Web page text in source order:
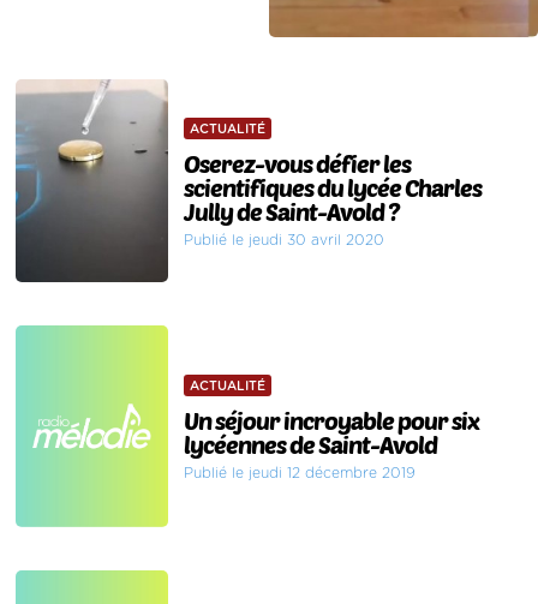
ACTUALITÉ
Oserez-vous défier les
scientifiques du lycée Charles
Jully de Saint-Avold ?
Publié le jeudi 30 avril 2020
ACTUALITÉ
Un séjour incroyable pour six
lycéennes de Saint-Avold
Publié le jeudi 12 décembre 2019